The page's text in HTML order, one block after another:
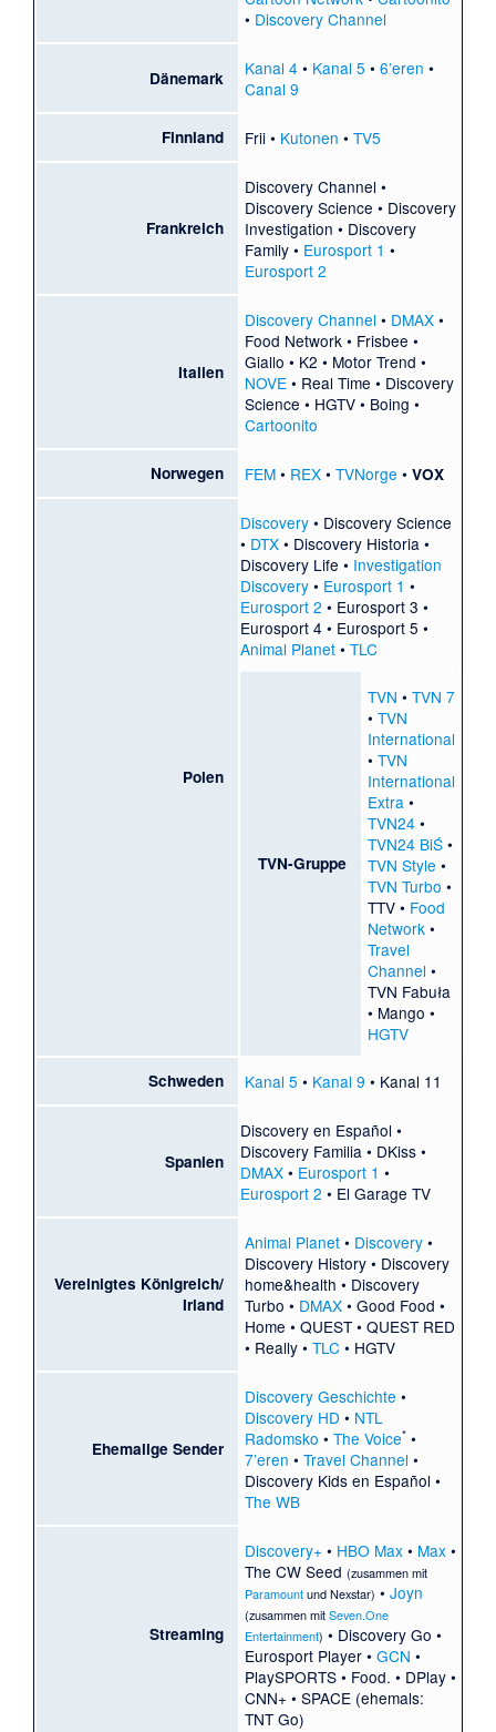
• Discovery Channel
Dänemark Kanal 4• Kanal 5 • 6’eren •
Canal 9
Finnland Frii• Kutonen • TV5
Frankreich
Discovery Channel •
Discovery Science • Discovery
Investigation • Discovery
Family • Eurosport 1 •
Eurosport 2
Italien
Discovery Channel • DMAX•
Food Network• Frisbee •
Giallo • K2 • Motor Trend •
NOVE• Real Time • Discovery
Science • HGTV • Boing •
Cartoonito
Norwegen FEM• REX• TVNorge • VOX
Polen
Discovery • Discovery Science
• DTX • Discovery Historia •
Discovery Life • Investigation
Discovery • Eurosport 1 •
Eurosport 2 • Eurosport 3 •
Eurosport 4 • Eurosport 5 •
Animal Planet •TLC
TVN-Gruppe
TVN • TVN 7
• TVN
International
• TVN
International
Extra •
TVN24•
TVN24 BiŚ•
TVN Style •
TVN Turbo •
TTV• Food
Network•
Travel
Channel •
TVN Fabuła
• Mango •
HGTV
Schweden Kanal 5 • Kanal 9 • Kanal 11
Spanien
Discovery en Español •
Discovery Familia • DKiss •
DMAX • Eurosport 1 •
Eurosport 2 • El Garage TV
Vereinigtes Königreich/
Irland
Animal Planet• Discovery•
Discovery History• Discovery
home&health • Discovery
Turbo • DMAX• Good Food •
Home • QUEST• QUEST RED
• Really• TLC• HGTV
Ehemalige Sender
Discovery Geschichte •
Discovery HD • NTL
Radomsko • The Voice*•
7’eren • Travel Channel •
Discovery Kids en Español •
The WB
Streaming
Discovery+ • HBO Max• Max•
The CW Seed (zusammen mit
ParamountundNexstar) • Joyn
(zusammen mitSeven.One
Entertainment) • Discovery Go •
Eurosport Player• GCN •
PlaySPORTS• Food. • DPlay•
CNN+ • SPACE(ehemals:
TNT Go)